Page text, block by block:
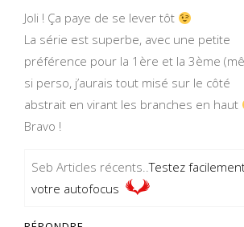
Joli ! Ça paye de se lever tôt
La série est superbe, avec une petite
préférence pour la 1ère et la 3ème
si perso, j’aurais tout misé sur le côté
abstrait en virant les branches en haut
Bravo !
Seb Articles récents..Testez
votre autofocus